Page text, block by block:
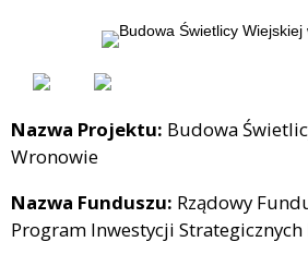
Nazwa Projektu: Budowa
Wronowie
Nazwa Funduszu: Rządowy
Program Inwestycji Strategicznych